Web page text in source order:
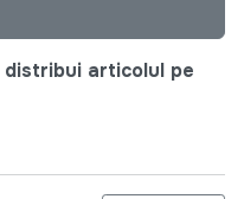
distribui articolul pe